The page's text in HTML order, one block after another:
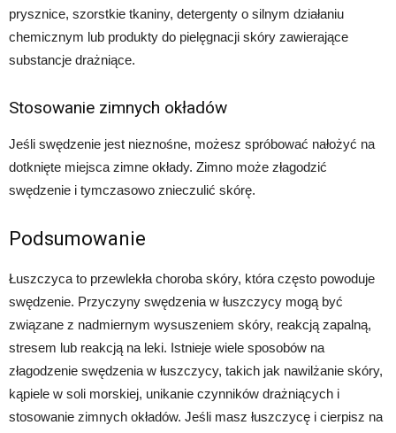
prysznice, szorstkie tkaniny, detergenty o silnym działaniu
chemicznym lub produkty do pielęgnacji skóry zawierające
substancje drażniące.
Stosowanie zimnych okładów
Jeśli swędzenie jest nieznośne, możesz spróbować nałożyć na
dotknięte miejsca zimne okłady. Zimno może złagodzić
swędzenie i tymczasowo znieczulić skórę.
Podsumowanie
Łuszczyca to przewlekła choroba skóry, która często powoduje
swędzenie. Przyczyny swędzenia w łuszczycy mogą być
związane z nadmiernym wysuszeniem skóry, reakcją zapalną,
stresem lub reakcją na leki. Istnieje wiele sposobów na
złagodzenie swędzenia w łuszczycy, takich jak nawilżanie skóry,
kąpiele w soli morskiej, unikanie czynników drażniących i
stosowanie zimnych okładów. Jeśli masz łuszczycę i cierpisz na